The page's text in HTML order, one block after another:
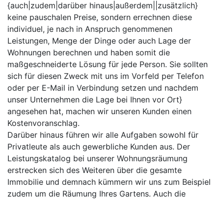
{auch|zudem|darüber hinaus|außerdem||zusätzlich}
keine pauschalen Preise, sondern errechnen diese
individuel, je nach in Anspruch genommenen
Leistungen, Menge der Dinge oder auch Lage der
Wohnungen berechnen und haben somit die
maßgeschneiderte Lösung für jede Person. Sie sollten
sich für diesen Zweck mit uns im Vorfeld per Telefon
oder per E-Mail in Verbindung setzen und nachdem
unser Unternehmen die Lage bei Ihnen vor Ort}
angesehen hat, machen wir unseren Kunden einen
Kostenvoranschlag.
Darüber hinaus führen wir alle Aufgaben sowohl für
Privatleute als auch gewerbliche Kunden aus. Der
Leistungskatalog bei unserer Wohnungsräumung
erstrecken sich des Weiteren über die gesamte
Immobilie und demnach kümmern wir uns zum Beispiel
zudem um die Räumung Ihres Gartens. Auch die